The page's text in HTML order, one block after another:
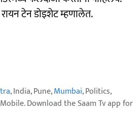
टेन डोइशेट म्हणालेत.
, India, Pune,Mumbai, Politics,
Download the Saam Tv app for